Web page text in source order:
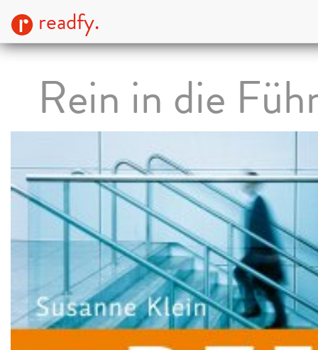
readfy.
Rein in die